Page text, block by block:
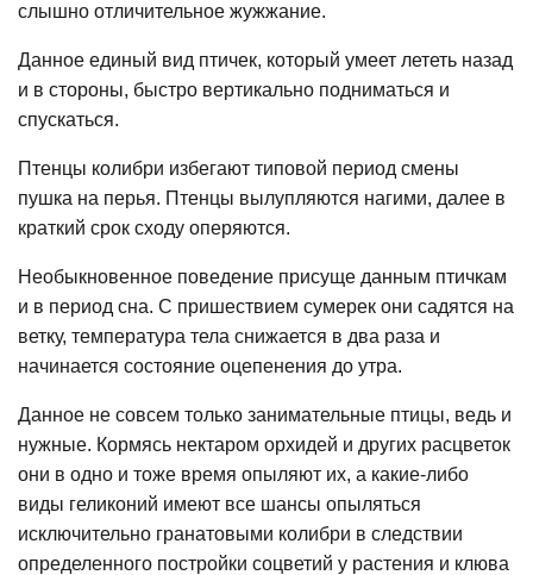
слышно отличительное жужжание.
Данное единый вид птичек, который умеет лететь назад
и в стороны, быстро вертикально подниматься и
спускаться.
Птенцы колибри избегают типовой период смены
пушка на перья. Птенцы вылупляются нагими, далее в
краткий срок сходу оперяются.
Необыкновенное поведение присуще данным птичкам
и в период сна. С пришествием сумерек они садятся на
ветку, температура тела снижается в два раза и
начинается состояние оцепенения до утра.
Данное не совсем только занимательные птицы, ведь и
нужные. Кормясь нектаром орхидей и других расцветок
они в одно и тоже время опыляют их, а какие-либо
виды геликоний имеют все шансы опыляться
исключительно гранатовыми колибри в следствии
определенного постройки соцветий у растения и клюва